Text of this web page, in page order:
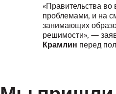
«Правительства
проблемами, и на
занимающих
решимости», —
Крамлин перед